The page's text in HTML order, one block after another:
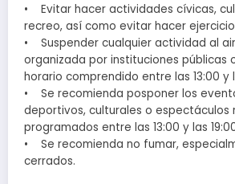
• Evitar hacer actividades cívicas,
recreo, así como evitar hacer
• Suspender cualquier actividad al
organizada por instituciones públicas
horario comprendido entre las 13:00 y
• Se recomienda posponer los
deportivos, culturales o espectáculos
programados entre las 13:00 y las
• Se recomienda no fumar,
cerrados.